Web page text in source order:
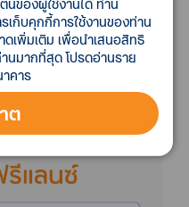
ร เมื่อเจ็บป่วยขึ้นมาต้อง
และยังต้องรับมือกับ
งรายได้ เพราะฉะนั้น
น
เก็บคุกกี้การใช้งานของท่าน
เพิ่มเติม เพื่อนำเสนอสิทธิ
นมากที่สุด โปรดอ่านราย
คาร
ต